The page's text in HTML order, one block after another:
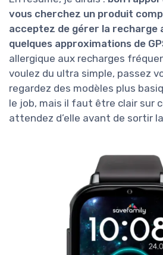
vous cherchez un produit
acceptez de gérer la recharge
quelques approximations de
allergique aux recharges
voulez du ultra simple, passez
regardez des modèles plus
le job, mais il faut être clair sur
attendez d’elle avant de sortir la